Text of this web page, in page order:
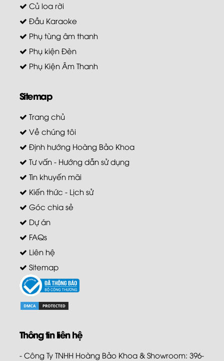
Củ loa rời
Đầu Karaoke
Phụ tùng âm thanh
Phụ kiện Đèn
Phụ Kiện Âm Thanh
Sitemap
Trang chủ
Về chúng tôi
Định hướng Hoàng Bảo Khoa
Tư vấn - Hướng dẫn sử dụng
Tin khuyến mãi
Kiến thức - Lịch sử
Góc chia sẻ
Dự án
FAQs
Liên hệ
Sitemap
Thông tin liên hệ
- Công Ty TNHH Hoàng Bảo Khoa & Showroom: 396-